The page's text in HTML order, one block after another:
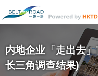
内地企业「走出去
长三角调查结果)